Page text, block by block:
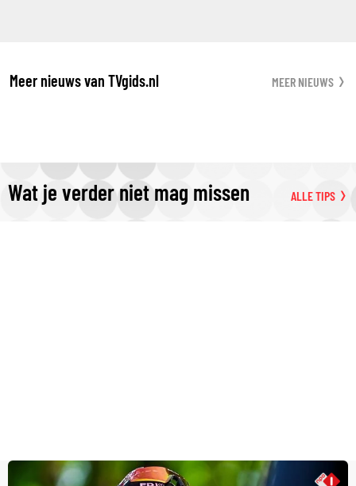
Meer nieuws van TVgids.nl MEER NIEUWS
Wat je verder niet mag missen ALLE TIPS